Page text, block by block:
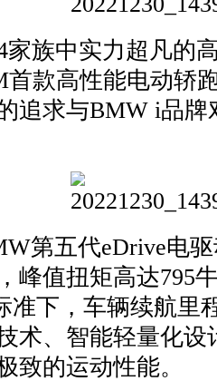
中实力超凡的
首款高性能电动轿
追求与BMW i品
五代eDrive电驱
峰值扭矩高达795
准下，车辆续航里
术、智能轻量化
致的运动性能。